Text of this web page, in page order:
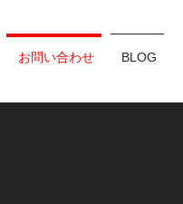
お問い合わせ BLOG